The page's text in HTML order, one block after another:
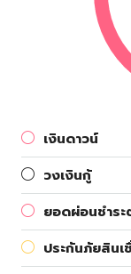
เงินดาวน์
วงเงินกู้
ยอดผ่อนชำระ
ประกันภัยสินเ